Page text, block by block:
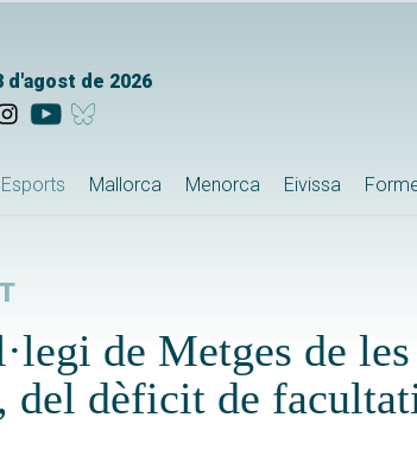
d'agost de 2026
Esports Mallorca Menorca Eivissa
de Metges de
del dèficit de